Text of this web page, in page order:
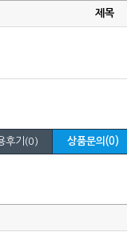
후기(0) 상품문의(0)